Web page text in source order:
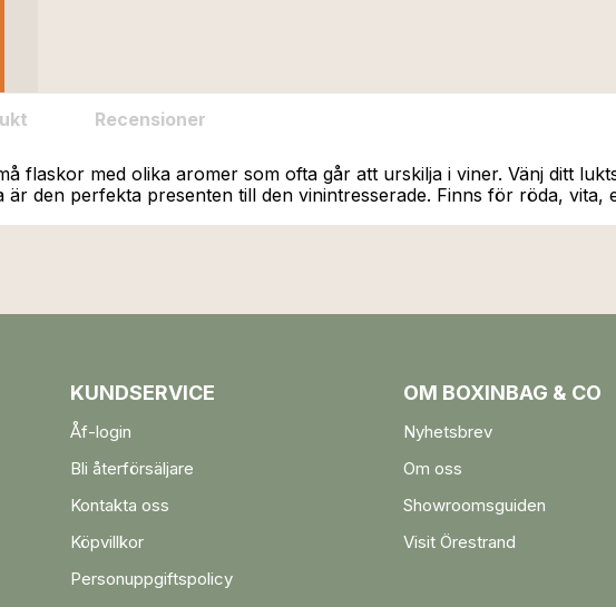
Recensioner
flaskor med olika aromer som ofta går att urskilja i viner. Vänj ditt
är den perfekta presenten till den vinintresserade. Finns för röda, vita,
KUNDSERVICE
Åf-login
Bli återförsäljare
Kontakta oss
Köpvillkor
Personuppgiftspolicy
OM BOXINBAG & CO
Nyhetsbrev
Om oss
Showroomsguiden
Visit Örestrand